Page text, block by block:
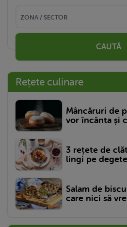
CAUTĂ
Rețete culinare
Mâncăruri de
vor încânta și
3 rețete de
lingi pe degete
Salam de
care nici să